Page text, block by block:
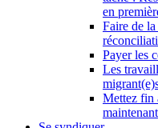
en
Faire de
Payer les
Les
Mettez fin
maintenant